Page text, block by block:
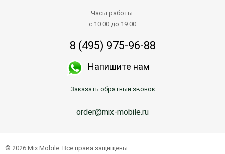
Часы работы:
с 10.00 до 19.00
8 (495) 975-96-88
Напишите нам
Заказать обратный звонок
order@mix-mobile.ru
© 2026 Mix Mobile. Все права защищены.